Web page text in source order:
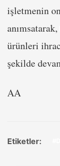
işletmenin
ürünleri
şekilde
AA
Etiketler: